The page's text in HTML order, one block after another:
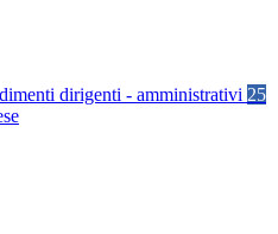
dirigenti - amministrativi 25